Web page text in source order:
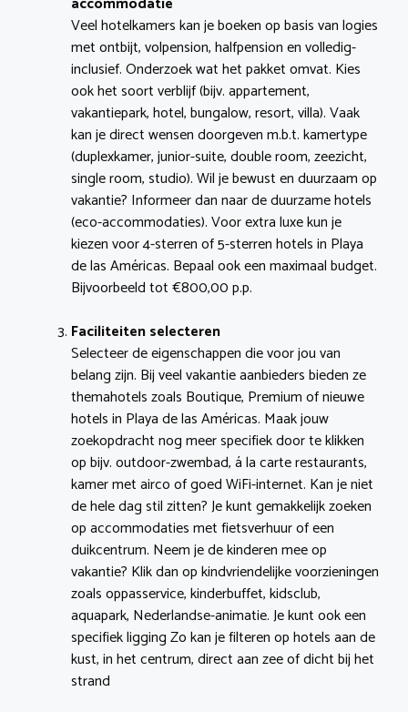
Veel hotelkamers kan je boeken op basis van logies
met ontbijt, volpension, halfpension en volledig-
inclusief. Onderzoek wat het pakket omvat. Kies
ook het soort verblijf (bijv. appartement,
vakantiepark, hotel, bungalow, resort, villa). Vaak
kan je direct wensen doorgeven m.b.t. kamertype
(duplexkamer, junior-suite, double room, zeezicht,
single room, studio). Wil je bewust en duurzaam op
vakantie? Informeer dan naar de duurzame hotels
(eco-accommodaties). Voor extra luxe kun je
kiezen voor 4-sterren of 5-sterren hotels in Playa
de las Américas. Bepaal ook een maximaal budget.
Bijvoorbeeld tot €800,00 p.p.
Faciliteiten selecteren
Selecteer de eigenschappen die voor jou van
belang zijn. Bij veel vakantie aanbieders bieden ze
themahotels zoals Boutique, Premium of nieuwe
hotels in Playa de las Américas. Maak jouw
zoekopdracht nog meer specifiek door te klikken
op bijv. outdoor-zwembad, á la carte restaurants,
kamer met airco of goed WiFi-internet. Kan je niet
de hele dag stil zitten? Je kunt gemakkelijk zoeken
op accommodaties met fietsverhuur of een
duikcentrum. Neem je de kinderen mee op
vakantie? Klik dan op kindvriendelijke voorzieningen
zoals oppasservice, kinderbuffet, kidsclub,
aquapark, Nederlandse-animatie. Je kunt ook een
specifiek ligging Zo kan je filteren op hotels aan de
kust, in het centrum, direct aan zee of dicht bij het
strand